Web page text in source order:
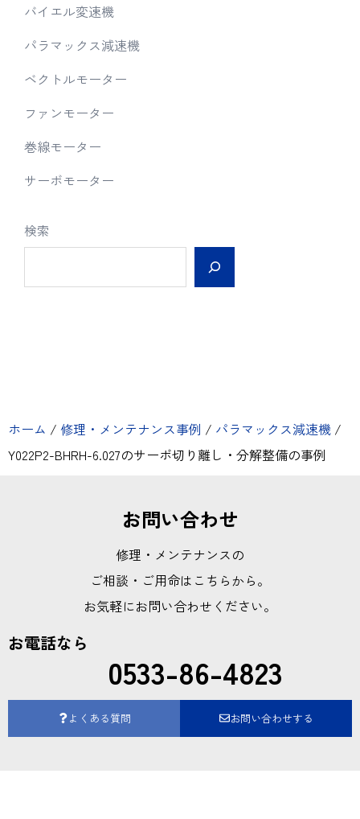
バイエル変速機
パラマックス減速機
ベクトルモーター
ファンモーター
巻線モーター
サーボモーター
検索
ホーム / 修理・メンテナンス事例 / パラマックス減速機 /
Y022P2-BHRH-6.027のサーボ切り離し・分解整備の事例
お問い合わせ
修理・メンテナンスの
ご相談・ご用命はこちらから。
お気軽にお問い合わせください。
お電話なら
0533-86-4823
よくある質問 お問い合わせする